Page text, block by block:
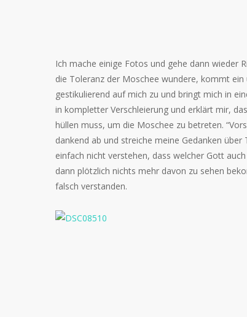
Ich mache einige Fotos und gehe dann wieder
die Toleranz der Moschee wundere, kommt
gestikulierend auf mich zu und bringt mich in
in kompletter Verschleierung und erklärt mir,
hüllen muss, um die Moschee zu betreten.
dankend ab und streiche meine Gedanken
einfach nicht verstehen, dass welcher Gott
dann plötzlich nichts mehr davon zu sehen
falsch verstanden.